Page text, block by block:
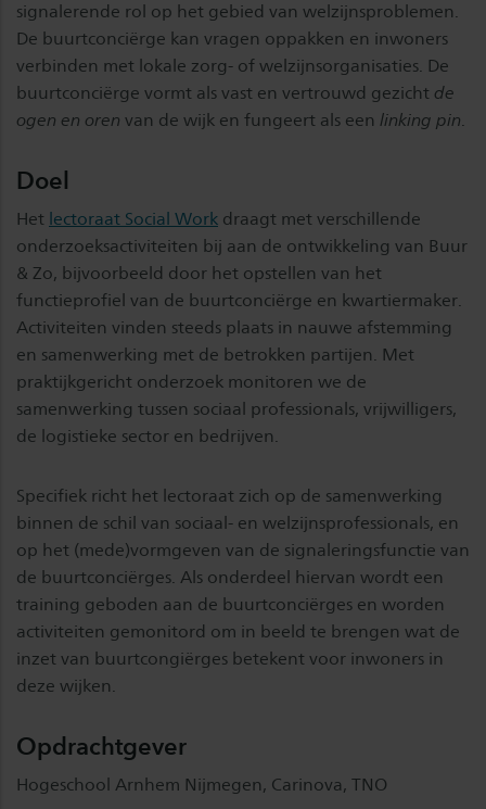
signalerende rol op het gebied van welzijnsproblemen.
De buurtconciërge kan vragen oppakken en inwoners
verbinden met lokale zorg- of welzijnsorganisaties. De
buurtconciërge vormt als vast en vertrouwd gezicht de
ogen en oren van de wijk en fungeert als een linking pin.
Doel
Het lectoraat Social Work draagt met verschillende
onderzoeksactiviteiten bij aan de ontwikkeling van Buur
& Zo, bijvoorbeeld door het opstellen van het
functieprofiel van de buurtconciërge en kwartiermaker.
Activiteiten vinden steeds plaats in nauwe afstemming
en samenwerking met de betrokken partijen. Met
praktijkgericht onderzoek monitoren we de
samenwerking tussen sociaal professionals, vrijwilligers,
de logistieke sector en bedrijven.
Specifiek richt het lectoraat zich op de samenwerking
binnen de schil van sociaal- en welzijnsprofessionals, en
op het (mede)vormgeven van de signaleringsfunctie van
de buurtconciërges. Als onderdeel hiervan wordt een
training geboden aan de buurtconciërges en worden
activiteiten gemonitord om in beeld te brengen wat de
inzet van buurtcongiërges betekent voor inwoners in
deze wijken.
Opdrachtgever
Hogeschool Arnhem Nijmegen, Carinova, TNO